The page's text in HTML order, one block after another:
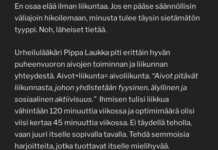
En osaa elää ilman liikuntaa. Jos en pääse säännöllisin
väliajoin hikoilemaan, minusta tulee täysin sietämätön
tyyppi. Noh, läheiset tietää.
Urheilulääkäri Pippa Laukka piti erittäin hyvän
puheenvuoron aivojen toiminnan ja liikunnan
yhteydestä. Aivot+liikunta= aivoliikunta. “Aivot pitävät
liikunnasta, johon yhdistetään fyysinen, älyllinen ja
sosiaalinen aktiivisuus.” Ihmisen tulisi liikkua
vähintään 120 minuuttia viikossa ja optimimäärä olisi
viisi kertaa 45 minuuttia viikossa. Ei täydellä teholla,
vaan juuri itselle sopivalla tavalla. Tehdä semmoisia
harjoitteita, jotka tuottavat itselle mielihyvää.